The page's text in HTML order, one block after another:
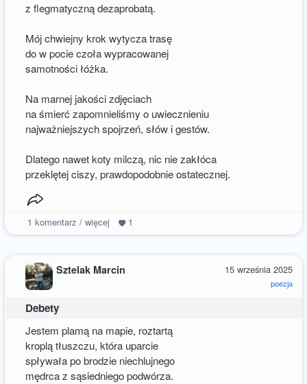
z flegmatyczną dezaprobatą.
Mój chwiejny krok wytycza trasę
do w pocie czoła wypracowanej
samotności łóżka.
Na marnej jakości zdjęciach
na śmierć zapomnieliśmy o uwiecznieniu
najważniejszych spojrzeń, słów i gestów.
Dlatego nawet koty milczą, nic nie zakłóca
przeklętej ciszy, prawdopodobnie ostatecznej.
1 komentarz / więcej 1
15 września 2025
poezja
Sztelak Marcin
Debety
Jestem plamą na mapie, roztartą
kroplą tłuszczu, która uparcie
spływała po brodzie niechlujnego
mędrca z sąsiedniego podwórza.